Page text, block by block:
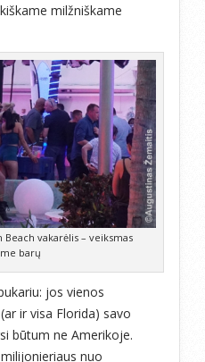
milžniškame
vakarėlis – veiksmas
barų
jos vienos
ir visa Florida) savo
būtum ne Amerikoje.
nuo